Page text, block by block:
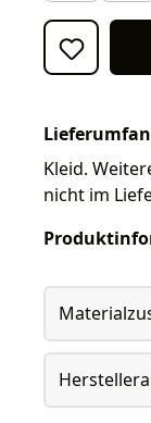
Kleid.
nicht im